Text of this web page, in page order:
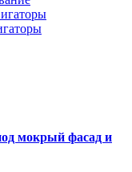
мокрый фасад и